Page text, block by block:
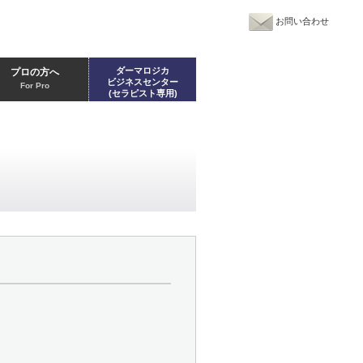
お問い合わせ
プロの方へ
For Pro
ダーマロジカ
ビジネスセンター
(セラピスト専用)